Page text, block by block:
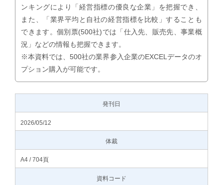
ンキングにより「経営指標の優良な企業」を把握でき、
また、「業界平均と自社の経営指標を比較」することも
できます。個別票(500社)では「仕入先、販売先、事業概
況」などの情報も把握できます。
※本資料では、500社の業界参入企業のEXCELデータのオ
プション購入が可能です。
発刊日
2026/05/12
体裁
A4 / 704頁
資料コード